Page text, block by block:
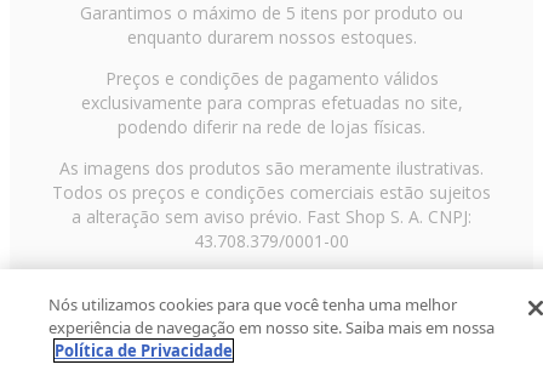
Garantimos o máximo de 5 itens por produto ou
enquanto durarem nossos estoques.
Preços e condições de pagamento válidos
exclusivamente para compras efetuadas no site,
podendo diferir na rede de lojas físicas.
As imagens dos produtos são meramente ilustrativas.
Todos os preços e condições comerciais estão sujeitos
a alteração sem aviso prévio. Fast Shop S. A. CNPJ:
43.708.379/0001-00
Paulo/SP, CEP 02029-001, Telefone: 11 3003-3728 ©
2013 Fast Shop - Todos os direitos reservadosRF
Nós utilizamos cookies para que você tenha uma melhor
experiência de navegação em nosso site. Saiba mais em nossa
Política de Privacidade